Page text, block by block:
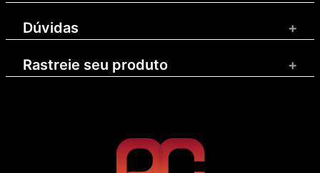
Dúvidas +
Rastreie seu produto +